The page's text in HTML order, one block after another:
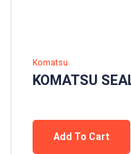
Komatsu
KOMATSU
Add To Cart